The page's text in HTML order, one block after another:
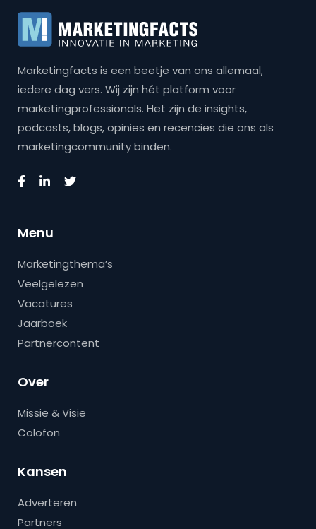
Marketingfacts is een beetje van ons allemaal,
iedere dag vers. Wij zijn hét platform voor
marketingprofessionals. Het zijn de insights,
podcasts, blogs, opinies en recencies die ons als
marketingcommunity binden.
Menu
Marketingthema’s
Veelgelezen
Vacatures
Jaarboek
Partnercontent
Over
Missie & Visie
Colofon
Kansen
Adverteren
Partners